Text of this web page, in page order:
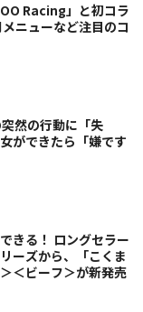
Racing」と初コラ
ニューなど注目のコ
然の行動に「失
ができたら「嫌です
きる！ ロングセラー
ーズから、「こくま
＜ビーフ＞が新発売